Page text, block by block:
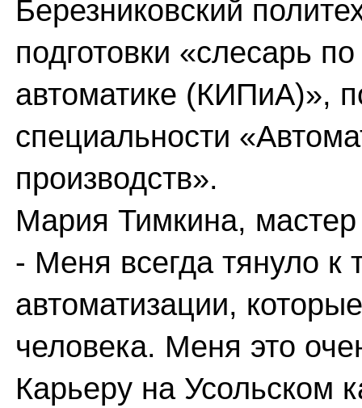
Березниковский
подготовки «слесарь
автоматике (КИПиА)»,
специальности
производств».
Мария Тимкина,
- Меня всегда тянуло к
автоматизации,
человека. Меня это
Карьеру на Усольском